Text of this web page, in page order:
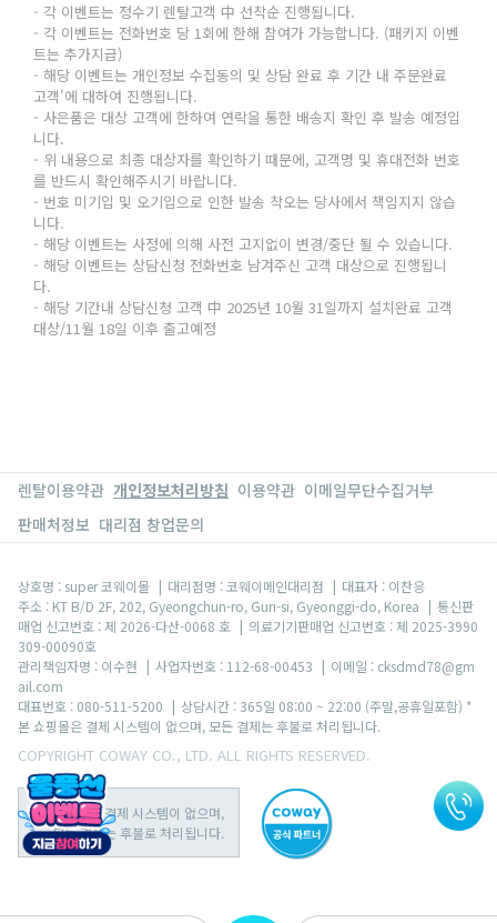
- 각 이벤트는 정수기 렌탈고객 中 선착순 진행됩니다.
- 각 이벤트는 전화번호 당 1회에 한해 참여가 가능합니다. (패키지 이벤
트는 추가지급)
- 해당 이벤트는 개인정보 수집동의 및 상담 완료 후 기간 내 주문완료
고객'에 대하여 진행됩니다.
- 사은품은 대상 고객에 한하여 연락을 통한 배송지 확인 후 발송 예정입
니다.
- 위 내용으로 최종 대상자를 확인하기 때문에, 고객명 및 휴대전화 번호
를 반드시 확인해주시기 바랍니다.
- 번호 미기입 및 오기입으로 인한 발송 착오는 당사에서 책임지지 않습
니다.
- 해당 이벤트는 사정에 의해 사전 고지없이 변경/중단 될 수 있습니다.
- 해당 이벤트는 상담신청 전화번호 남겨주신 고객 대상으로 진행됩니
다.
- 해당 기간내 상담신청 고객 中 2025년 10월 31일까지 설치완료 고객
대상/11월 18일 이후 출고예정
렌탈이용약관 개인정보처리방침 이용약관 이메일무단수집거부
판매처정보 대리점 창업문의
상호명 : super 코웨이몰 | 대리점명 : 코웨이메인대리점 | 대표자 : 이찬응
주소 : KT B/D 2F, 202, Gyeongchun-ro, Guri-si, Gyeonggi-do, Korea | 통신판
매업 신고번호 : 제 2026-다산-0068 호 | 의료기기판매업 신고번호 : 제 2025-3990
309-00090호
관리책임자명 : 이수현 | 사업자번호 : 112-68-00453 | 이메일 : cksdmd78@gm
ail.com
대표번호 : 080-511-5200 | 상담시간 : 365일 08:00 ~ 22:00 (주말,공휴일포함) *
본 쇼핑몰은 결제 시스템이 없으며, 모든 결제는 후불로 처리됩니다.
COPYRIGHT COWAY CO., LTD. ALL RIGHTS RESERVED.
본 쇼핑몰은 결제 시스템이 없으며,
모든 결제는 후불로 처리됩니다.